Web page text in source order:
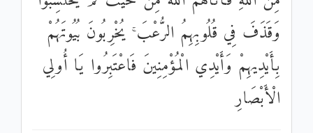
وَقَذَفَ فِي قُلُوبِهِمُ الرُّعْبَ ۚ يُخْرِبُونَ بُيُوتَهُمْ
بِأَيْدِيهِمْ وَأَيْدِي الْمُؤْمِنِينَ فَاعْتَبِرُوا يَا أُولِي
الْأَبْصَارِ